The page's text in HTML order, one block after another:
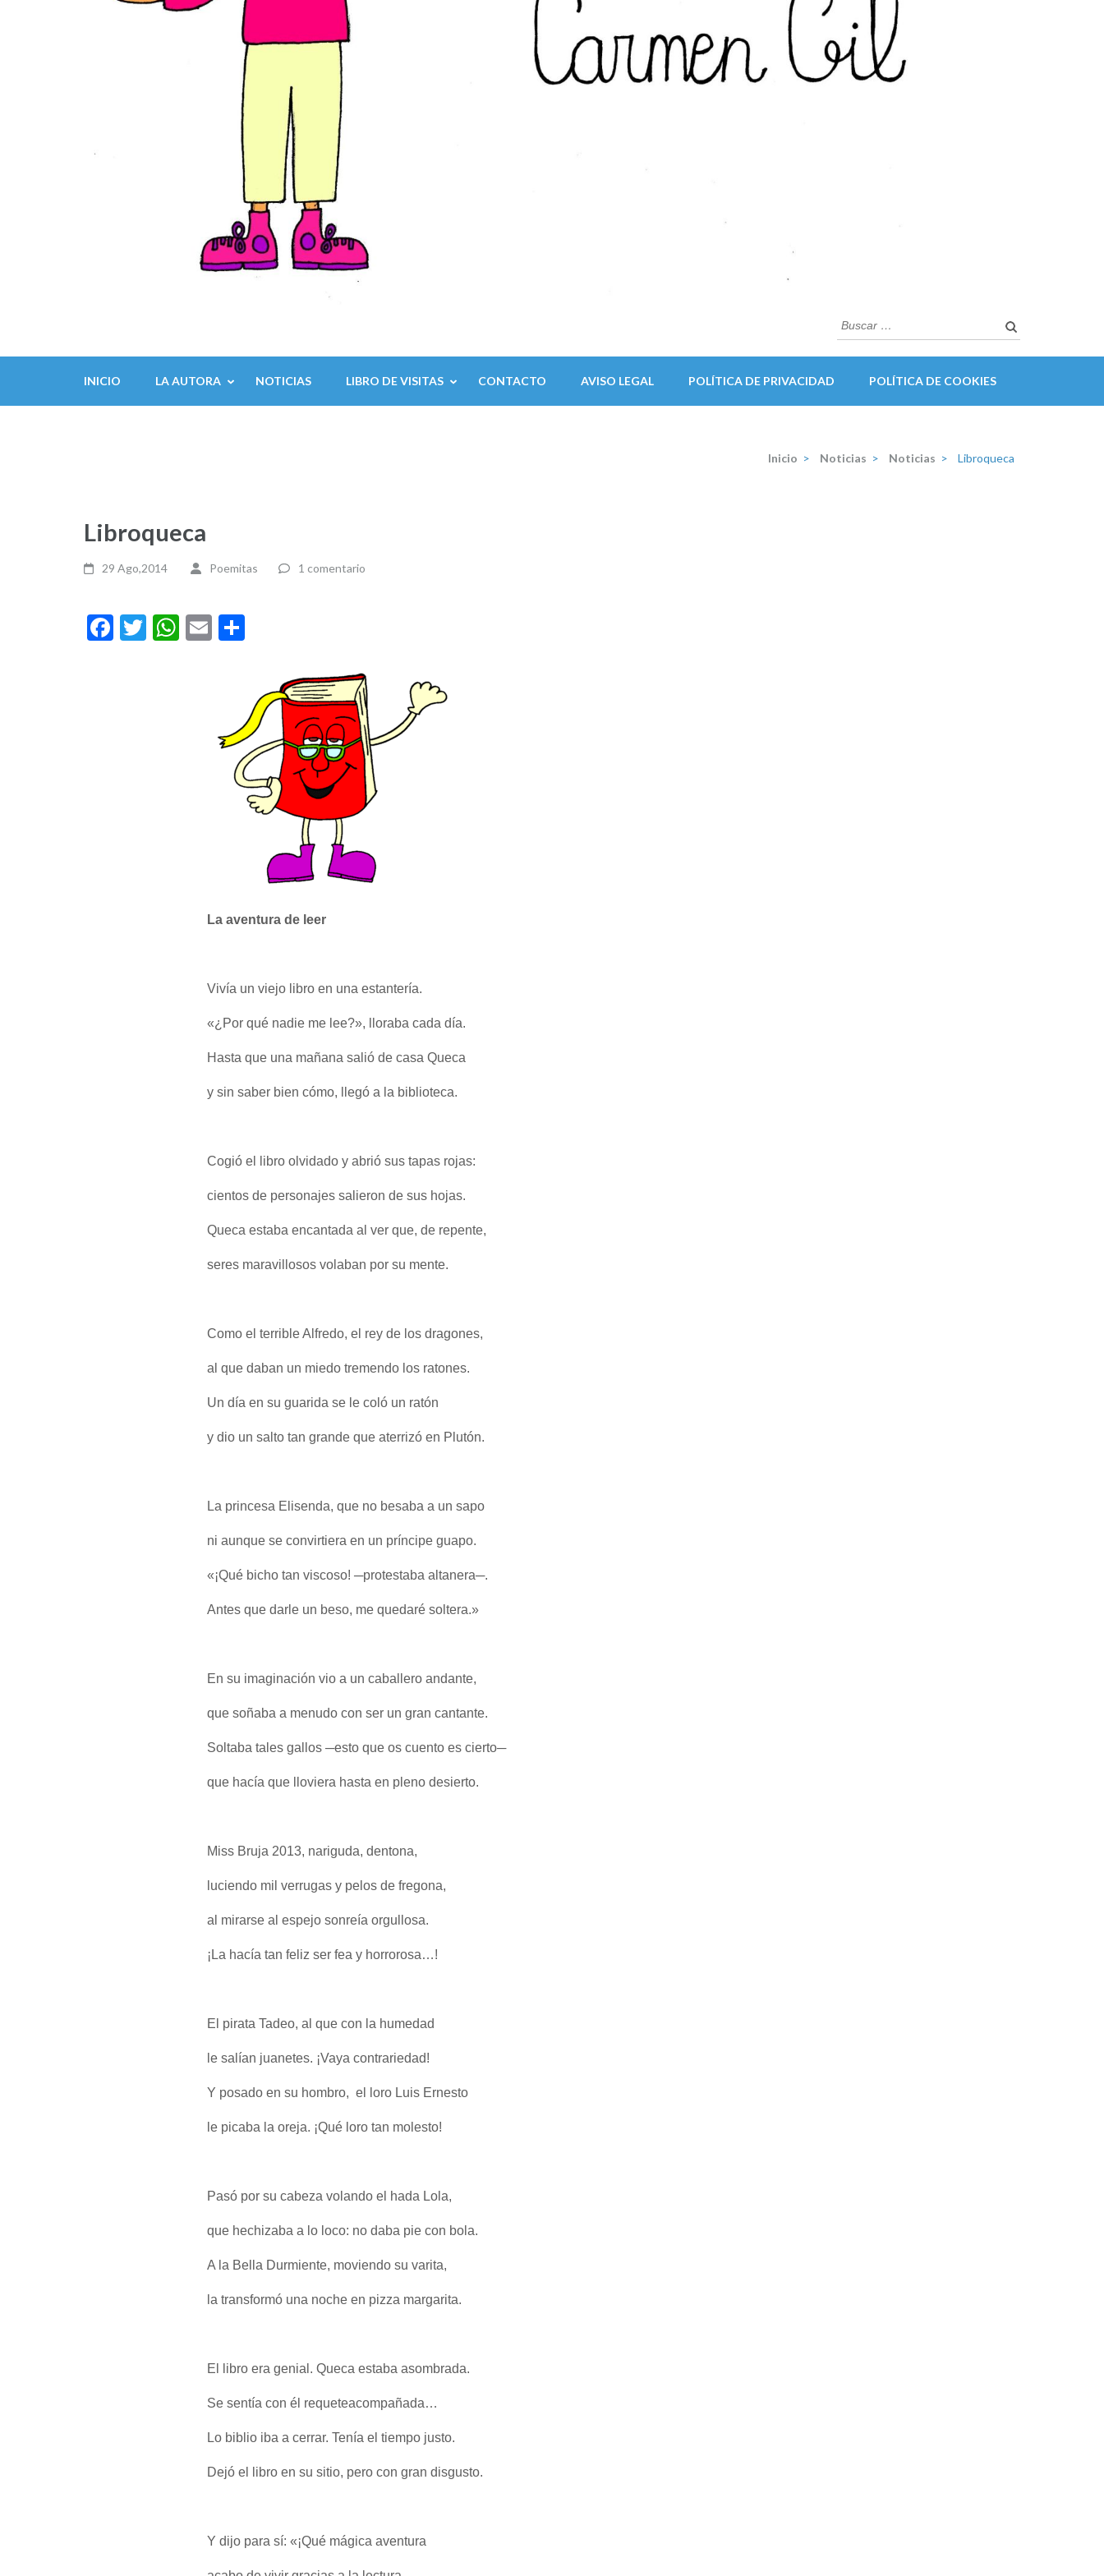
Buscar:
INICIO LA AUTORA NOTICIAS LIBRO DE VISITAS CONTACTO AVISO LEGAL POLÍTICA DE PRIVACIDAD POLÍTICA DE COOKIES
Inicio > Noticias > Noticias > Libroqueca
Libroqueca
29 Ago,2014 Poemitas 1 comentario
Facebook
Twitter
WhatsApp
Email
La aventura de leer
Vivía un viejo libro en una estantería.
«¿Por qué nadie me lee?», lloraba cada día.
Hasta que una mañana salió de casa Queca
y sin saber bien cómo, llegó a la biblioteca.
Cogió el libro olvidado y abrió sus tapas rojas:
cientos de personajes salieron de sus hojas.
Queca estaba encantada al ver que, de repente,
seres maravillosos volaban por su mente.
Como el terrible Alfredo, el rey de los dragones,
al que daban un miedo tremendo los ratones.
Un día en su guarida se le coló un ratón
y dio un salto tan grande que aterrizó en Plutón.
La princesa Elisenda, que no besaba a un sapo
ni aunque se convirtiera en un príncipe guapo.
«¡Qué bicho tan viscoso! ─protestaba altanera─.
Antes que darle un beso, me quedaré soltera.»
En su imaginación vio a un caballero andante,
que soñaba a menudo con ser un gran cantante.
Soltaba tales gallos ─esto que os cuento es cierto─
que hacía que lloviera hasta en pleno desierto.
Miss Bruja 2013, nariguda, dentona,
luciendo mil verrugas y pelos de fregona,
al mirarse al espejo sonreía orgullosa.
¡La hacía tan feliz ser fea y horrorosa…!
El pirata Tadeo, al que con la humedad
le salían juanetes. ¡Vaya contrariedad!
Y posado en su hombro, el loro Luis Ernesto
le picaba la oreja. ¡Qué loro tan molesto!
Pasó por su cabeza volando el hada Lola,
que hechizaba a lo loco: no daba pie con bola.
A la Bella Durmiente, moviendo su varita,
la transformó una noche en pizza margarita.
El libro era genial. Queca estaba asombrada.
Se sentía con él requeteacompañada…
Lo biblio iba a cerrar. Tenía el tiempo justo.
Dejó el libro en su sitio, pero con gran disgusto.
Y dijo para sí: «¡Qué mágica aventura